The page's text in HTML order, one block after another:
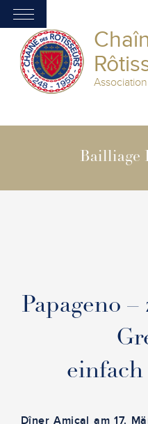
Bailliage
Papageno
einfach
Dîner Amical am 17.